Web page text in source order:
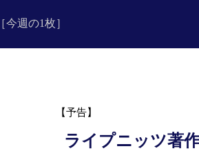
［今週の1枚］
【予告】
ライプニッツ著